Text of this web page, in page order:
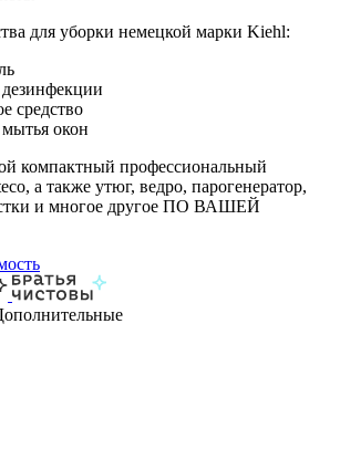
для уборки немецкой марки Kiehl:
средство
окон
компактный профессиональный
а также утюг, ведро, парогенератор,
и многое другое ПО ВАШЕЙ